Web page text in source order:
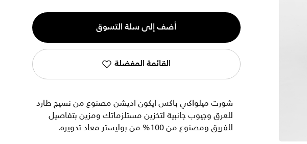
الكمية
1
أضف إلى سلة التسوق
القائمة المفضلة
شورت ميلواكي باكس ايكون اديشن مصنوع من نسيج طارد
للعرق وجيوب جانبية لتخزين مستلزماتك ومزين بتفاصيل
للفريق ومصنوع من 100% من بوليستر معاد تدويره.